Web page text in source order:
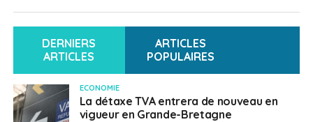
DERNIERS
ARTICLES
ARTICLES
POPULAIRES
ECONOMIE
La détaxe TVA entrera de nouveau en
vigueur en Grande-Bretagne